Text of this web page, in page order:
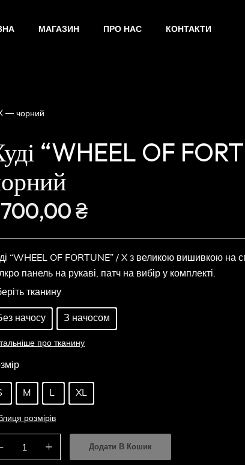
МАГАЗИН ПРО НАС КОНТАКТИ
— чорний
“WHEEL OF
700,00₴
“WHEEL OF FORTUNE” / X з великою вишивкою на
панель на рукаві, патч на вибір у комплекті.
тканину
начосу З начосом
про тканину
M L XL
розмірів
Додати В Кошик